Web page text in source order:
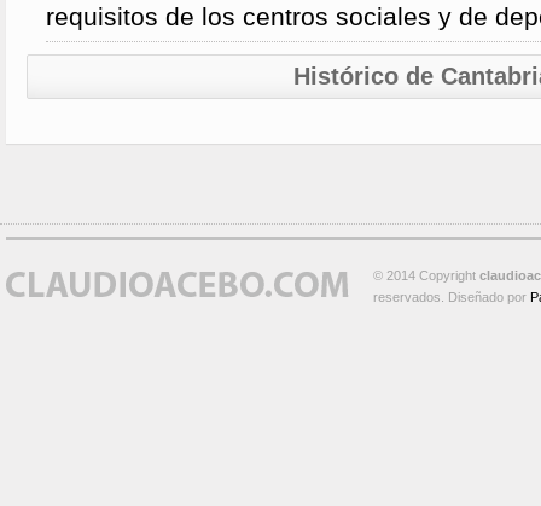
requisitos de los centros sociales y de
Histórico de
© 2014 Copyright
reservados. Diseñado por